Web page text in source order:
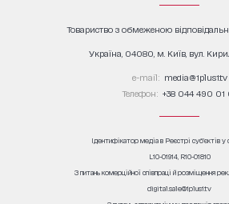
Товариство з обмеженою
Україна, 04080, м. Київ, вул.
е-mail: media@1plus1.tv
Телефон: +38 044 490 01
Ідентифікатор медіа в Реєстрі суб’єктів у
L10-01914, R10-01810
З питань комерційної співпраці й розміщення
digital.sale@1plus1.tv